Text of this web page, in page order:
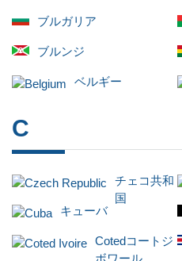
ブルガリア
ブルンジ
ベルギー
C
チェコ共和
国
キューバ
Cotedコートジ